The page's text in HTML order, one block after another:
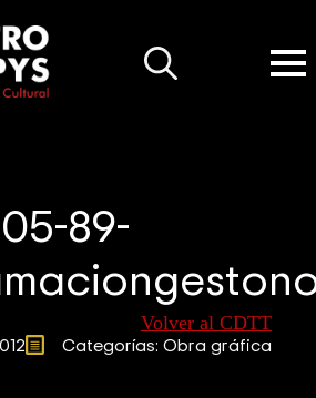
89-
Volver al CDTT
Categorías: Obra gráfica